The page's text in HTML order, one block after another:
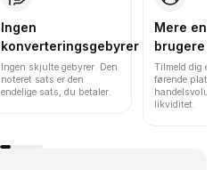
Ingen
konverteringsgebyrer
Ingen skjulte gebyrer. Den
noteret sats er den
endelige sats, du betaler.
Mere end
brugere
Tilmeld dig en
førende
likviditet.